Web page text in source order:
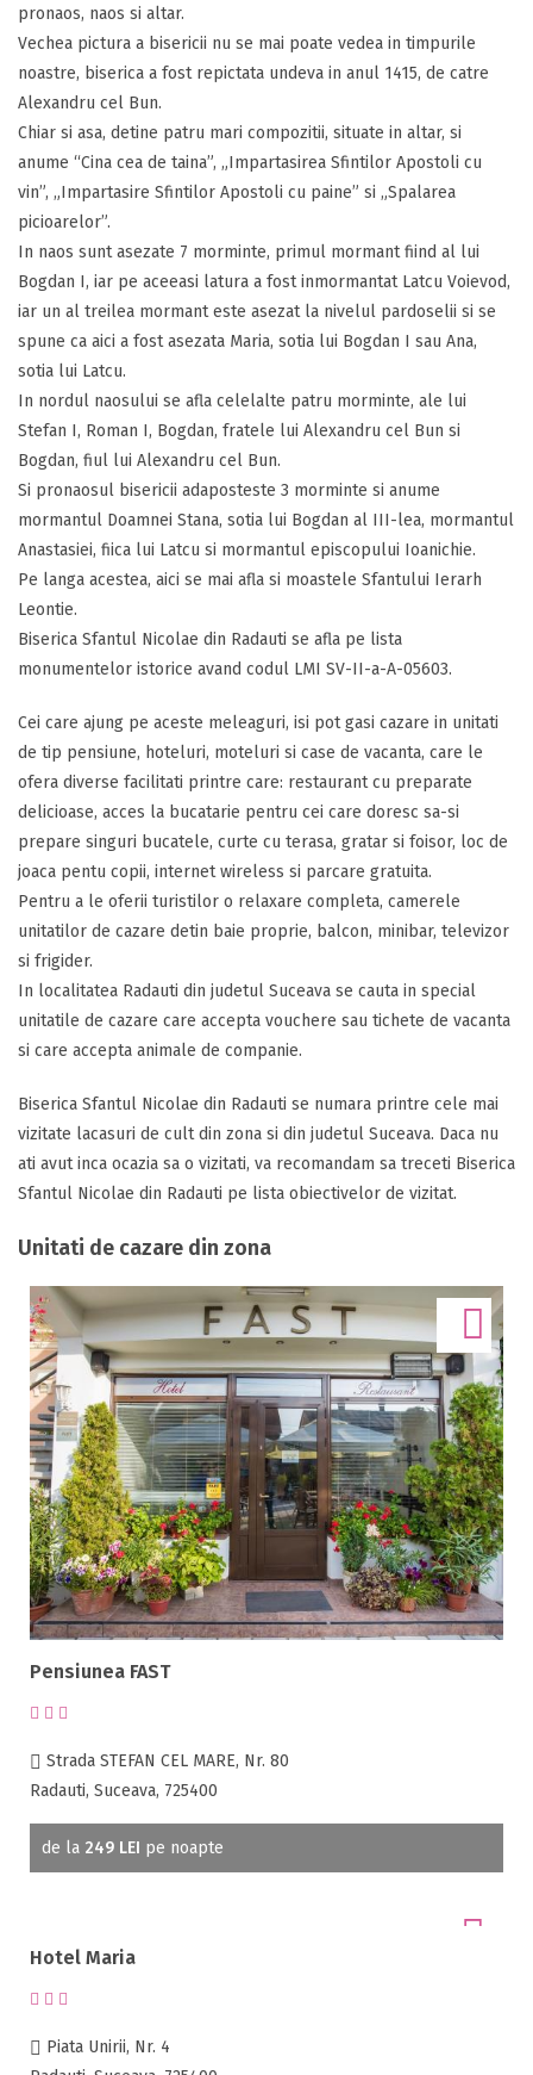
pronaos, naos si altar.
Vechea pictura a bisericii nu se mai poate vedea in timpurile
noastre, biserica a fost repictata undeva in anul 1415, de catre
Alexandru cel Bun.
Chiar si asa, detine patru mari compozitii, situate in altar, si
anume “Cina cea de taina”, „Impartasirea Sfintilor Apostoli cu
vin”, „Impartasire Sfintilor Apostoli cu paine” si „Spalarea
picioarelor”.
In naos sunt asezate 7 morminte, primul mormant fiind al lui
Bogdan I, iar pe aceeasi latura a fost inmormantat Latcu Voievod,
iar un al treilea mormant este asezat la nivelul pardoselii si se
spune ca aici a fost asezata Maria, sotia lui Bogdan I sau Ana,
sotia lui Latcu.
In nordul naosului se afla celelalte patru morminte, ale lui
Stefan I, Roman I, Bogdan, fratele lui Alexandru cel Bun si
Bogdan, fiul lui Alexandru cel Bun.
Si pronaosul bisericii adaposteste 3 morminte si anume
mormantul Doamnei Stana, sotia lui Bogdan al III-lea, mormantul
Anastasiei, fiica lui Latcu si mormantul episcopului Ioanichie.
Pe langa acestea, aici se mai afla si moastele Sfantului Ierarh
Leontie.
Biserica Sfantul Nicolae din Radauti se afla pe lista
monumentelor istorice avand codul LMI SV-II-a-A-05603.
Cei care ajung pe aceste meleaguri, isi pot gasi cazare in unitati
de tip pensiune, hoteluri, moteluri si case de vacanta, care le
ofera diverse facilitati printre care: restaurant cu preparate
delicioase, acces la bucatarie pentru cei care doresc sa-si
prepare singuri bucatele, curte cu terasa, gratar si foisor, loc de
joaca pentu copii, internet wireless si parcare gratuita.
Pentru a le oferii turistilor o relaxare completa, camerele
unitatilor de cazare detin baie proprie, balcon, minibar, televizor
si frigider.
In localitatea Radauti din judetul Suceava se cauta in special
unitatile de cazare care accepta vouchere sau tichete de vacanta
si care accepta animale de companie.
Biserica Sfantul Nicolae din Radauti se numara printre cele mai
vizitate lacasuri de cult din zona si din judetul Suceava. Daca nu
ati avut inca ocazia sa o vizitati, va recomandam sa treceti Biserica
Sfantul Nicolae din Radauti pe lista obiectivelor de vizitat.
Unitati de cazare din zona
Pensiunea FAST
Strada STEFAN CEL MARE, Nr. 80
Radauti, Suceava, 725400
de la 249 LEI pe noapte
Hotel Maria
Piata Unirii, Nr. 4